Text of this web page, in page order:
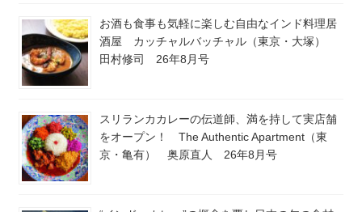
お酒も食事も気軽に楽しむ自由なインド料理居
酒屋 カッチャルバッチャル（東京・大塚）
田村修司 26年8月号
スリランカカレーの伝道師、満を持して実店舗
をオープン！ The Authentic Apartment（東
京・亀有） 奥原直人 26年8月号